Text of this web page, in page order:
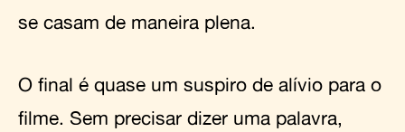
se casam de maneira plena.
O final é quase um suspiro de alívio para o
filme. Sem precisar dizer uma palavra,